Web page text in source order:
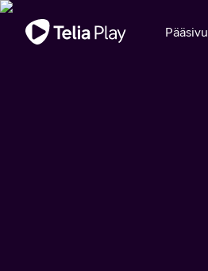
Tärkeä viesti
Pääsivu